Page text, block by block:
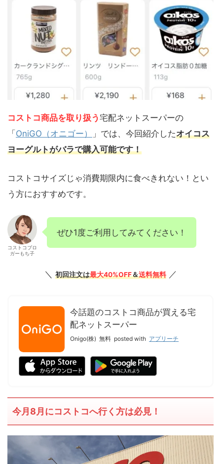
コストコ商品を取り扱う宅配ネットスーパーの
「OniGO（オニゴー） 」では、今回紹介したオイコス
ヨーグルトがバラで購入可能です！
コストコサイズじゃ消費期限内に食べきれない！とい
う方におすすめです。
コストコブロ
ガーもち子
ぜひ1度ご利用してみてください！
＼ 初回注文は最大40%OFF＆送料無料／
今話題のコストコ商品が買える宅
配ネットスーパー
Onigo(株) 無料 posted with アプリーチ
今月8月にコストコへ行く方は必見！